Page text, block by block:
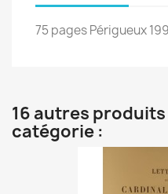
75 pages Périgueux
16 autres
catégorie :